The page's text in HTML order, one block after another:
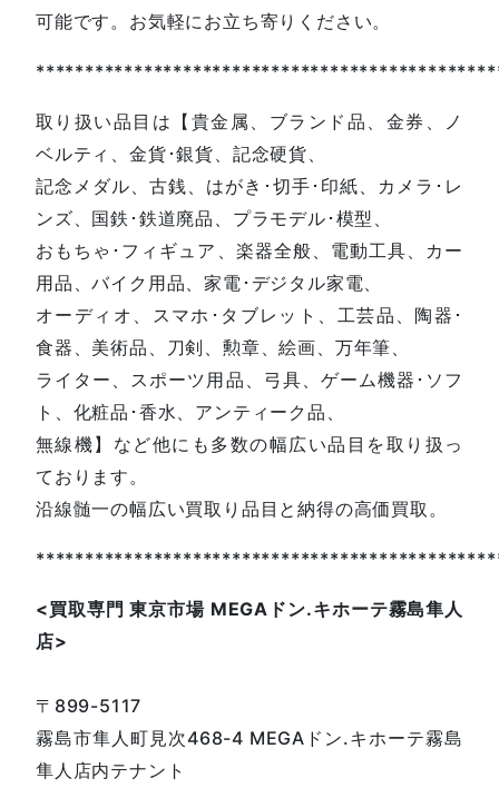
可能です。お気軽にお立ち寄りください。
取り扱い品目は【貴金属、ブランド品、金券、ノ
ベルティ、金貨･銀貨、記念硬貨、
記念メダル、古銭、はがき･切手･印紙、カメラ･レ
ンズ、国鉄･鉄道廃品、プラモデル･模型、
おもちゃ･フィギュア、楽器全般、電動工具、カー
用品、バイク用品、家電･デジタル家電、
オーディオ、スマホ･タブレット、工芸品、陶器･
食器、美術品、刀剣、勲章、絵画、万年筆、
ライター、スポーツ用品、弓具、ゲーム機器･ソフ
ト、化粧品･香水、アンティーク品、
無線機】など他にも多数の幅広い品目を取り扱っ
ております。
沿線髄一の幅広い買取り品目と納得の高価買取。
<買取専門 東京市場 MEGA ドン.キホーテ霧島隼人
店>
〒899-5117
霧島市隼人町見次468-4 MEGAドン.キホーテ霧島
隼人店内テナント